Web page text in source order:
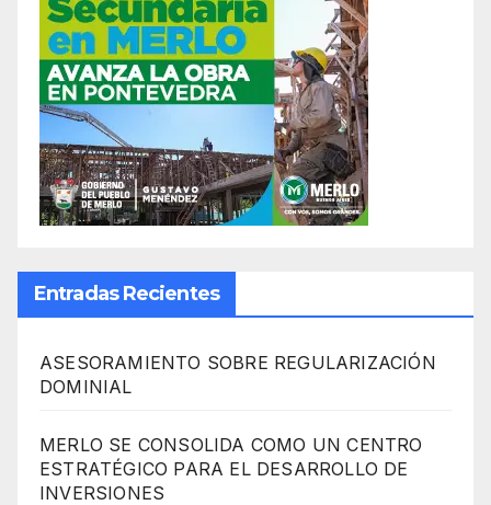
Entradas Recientes
ASESORAMIENTO SOBRE REGULARIZACIÓN
DOMINIAL
MERLO SE CONSOLIDA COMO UN CENTRO
ESTRATÉGICO PARA EL DESARROLLO DE
INVERSIONES